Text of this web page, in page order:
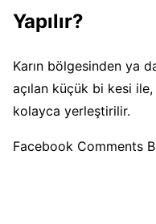
Yapılır?
Karın bölgesinden ya
açılan küçük bi kesi
kolayca yerleştirilir.
Facebook Comments